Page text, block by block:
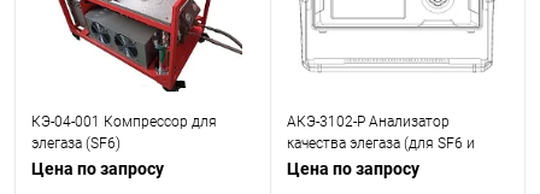
КЭ-04-001 Компрессор для
элегаза (SF6)
Цена по запросу
АКЭ-3102-Р Анализатор
качества элегаза (для SF6 и
смесей SF6/CF4)
Цена по запросу